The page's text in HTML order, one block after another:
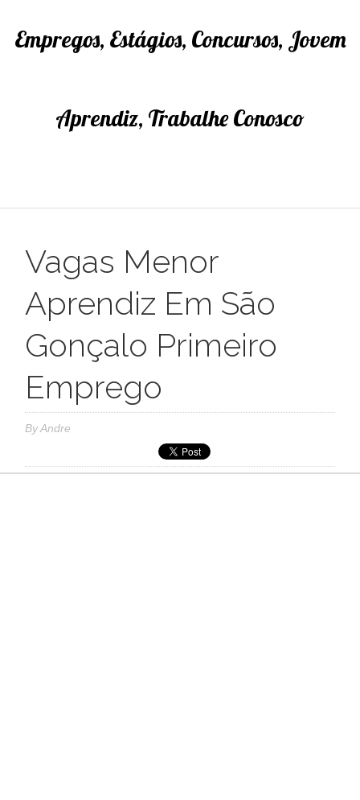
Empregos, Estágios, Concursos, Jovem
Aprendiz, Trabalhe Conosco
Vagas Menor
Aprendiz Em São
Gonçalo Primeiro
Emprego
ByAndre